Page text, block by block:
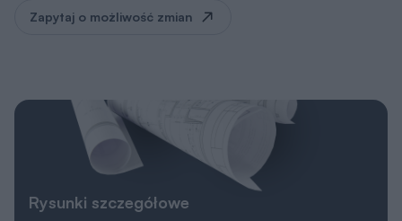
Zapytaj o możliwość zmian
Rysunki szczegółowe